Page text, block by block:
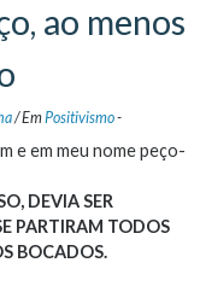
ao menos
/EmPositivismo-
e em meu nome peço-
DEVIA SER
PARTIRAM TODOS
BOCADOS.